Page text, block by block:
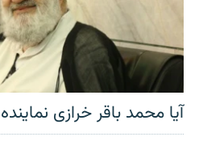
آیا محمد باقر خرازی